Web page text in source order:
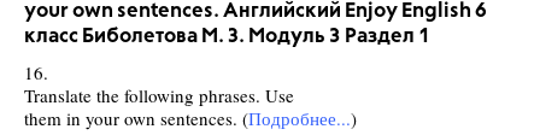
your own sentences. Английский Enjoy English 6
класс Биболетова М. З. Модуль 3 Раздел 1
16.
Translate the following phrases. Use
them in your own sentences. (Подробнее...)